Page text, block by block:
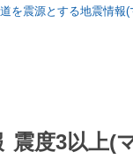
を震源とする地震情報
震度3以上(